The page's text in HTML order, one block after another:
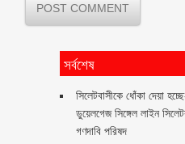
সর্বশেষ
‎সিলেটবাসীকে ধোঁকা দেয়া
ডুয়েলগেজ সিঙ্গেল লাইন
গণদাবি পরিষদ